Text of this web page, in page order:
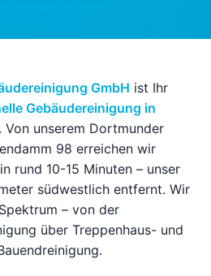
anfragen
GmbH ist Ihr
Gebäudereinigung in
. Von unserem Dortmunder
98 erreichen wir
rund 10-15 Minuten – unser
südwestlich entfernt. Wir
– von der
über Treppenhaus- und